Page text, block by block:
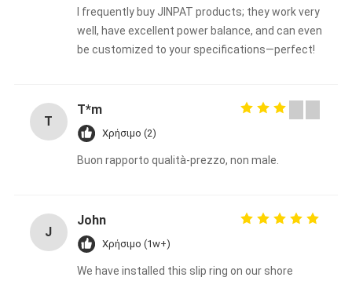
I frequently buy JINPAT products; they work very
well, have excellent power balance, and can even
be customized to your specifications—perfect!
T
T*m
Χρήσιμο (2)
Buon rapporto qualità-prezzo, non male.
J
John
Χρήσιμο (1w+)
We have installed this slip ring on our shore